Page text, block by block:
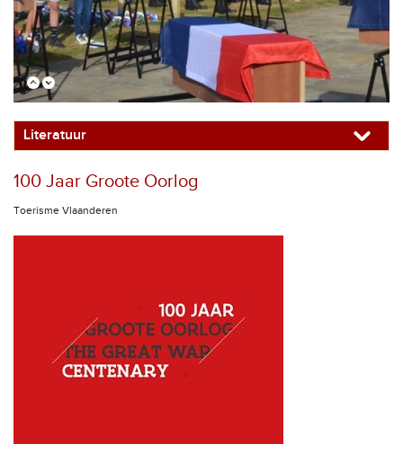
Literatuur
100 Jaar Groote Oorlog
Toerisme Vlaanderen